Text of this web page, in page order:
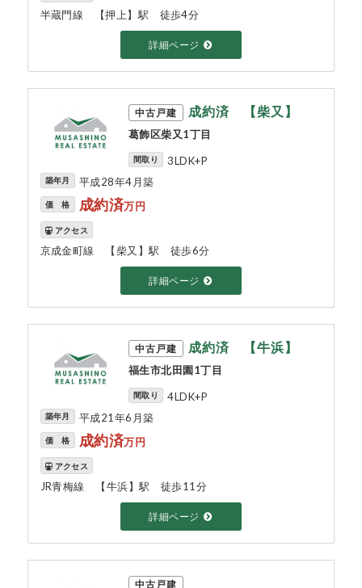
半蔵門線 【押上】駅 徒歩4分
詳細ページ
中古戸建 成約済 【柴又】
葛飾区柴又1丁目
間取り 3LDK+P
築年月 平成28年4月築
価 格 成約済万円
アクセス
京成金町線 【柴又】駅 徒歩6分
詳細ページ
中古戸建 成約済 【牛浜】
福生市北田園1丁目
間取り 4LDK+P
築年月 平成21年6月築
価 格 成約済万円
アクセス
JR青梅線 【牛浜】駅 徒歩11分
詳細ページ
中古戸建